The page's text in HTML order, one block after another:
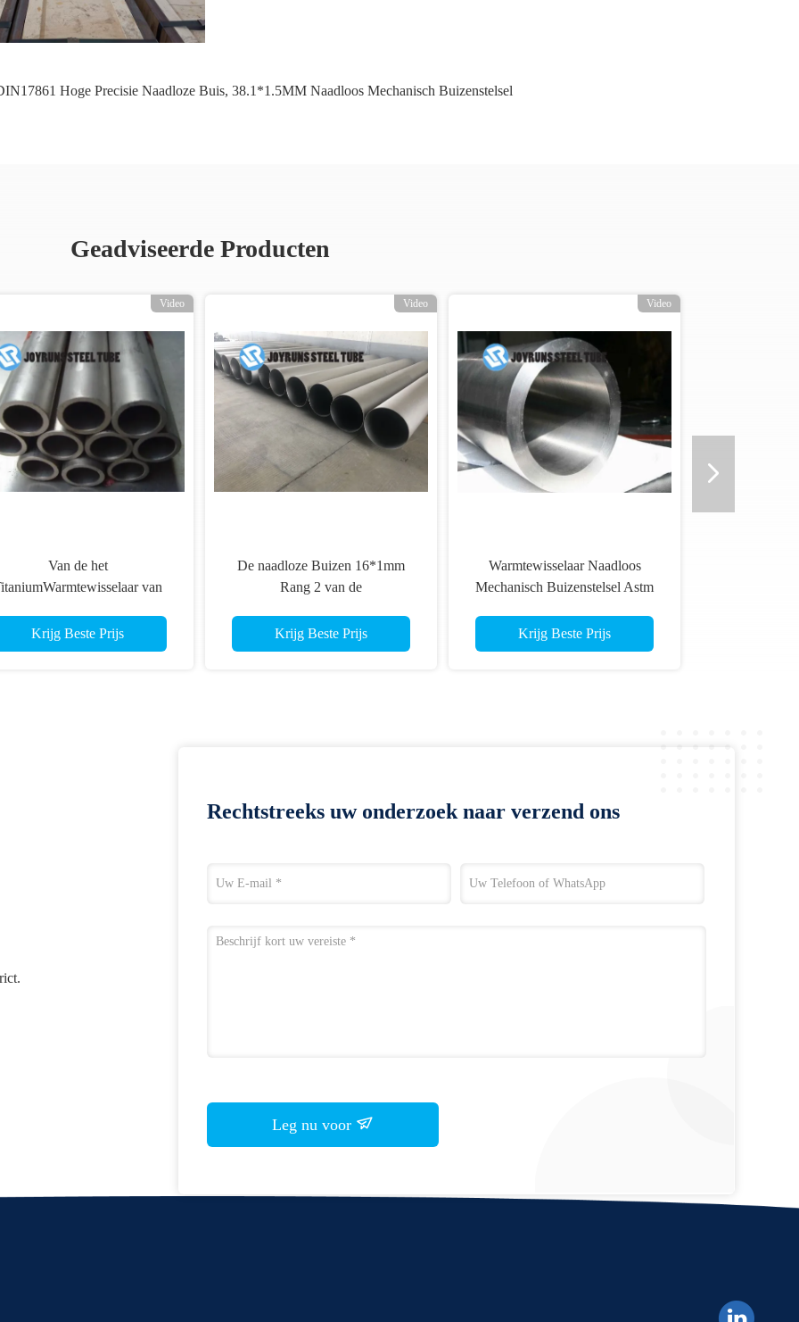
Hoge Precisie Naadloze Buis, 38.1*1.5MM Naadloos Mechanisch Buizenstelsel
Geadviseerde Producten
Video
Van de het
van
het Door buizen
leiden
Krijg Beste Prijs
Video
De naadloze Buizen 16*1mm
Rang 2 van de
Astm B337
Krijg Beste Prijs
Video
Warmtewisselaar Naadloos
Mechanisch Buizenstelsel Astm
Krijg Beste Prijs
Rechtstreeks uw onderzoek naar verzend ons
Leg nu voor